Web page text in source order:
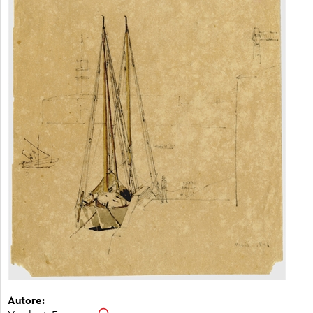
Autore: